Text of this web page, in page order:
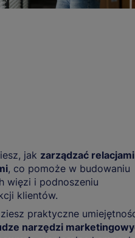
jak zarządzać
, co pomoże w budowaniu
więzi i podnoszeniu
klientów.
praktyczne
narzędzi